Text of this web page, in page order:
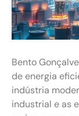
Bento
de energia
indústria
industrial e as